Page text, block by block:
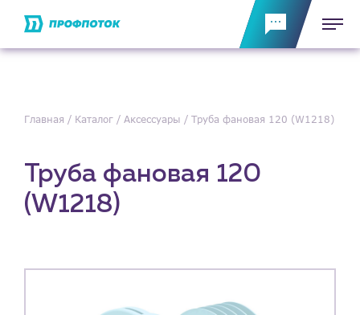
Главная Каталог Аксессуары Труба фановая 120 (W1218)
Труба фановая 120
(W1218)